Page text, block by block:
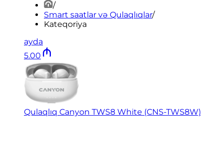
/
Smart saatlar və Qulaqlıqlar/
Kateqoriya
ayda
5.00
Qulaqlıq Canyon TWS8 White (CNS-TWS8W)